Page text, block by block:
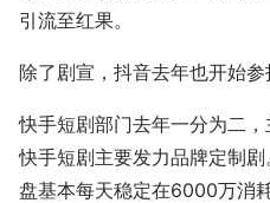
引流至红果。
除了剧宣，抖音去年也开始参
快手短剧部门去年一分为二
快手短剧主要发力品牌定制
盘基本每天稳定在6000万消